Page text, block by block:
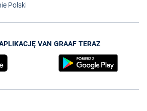
Polski
VAN GRAAF TERAZ